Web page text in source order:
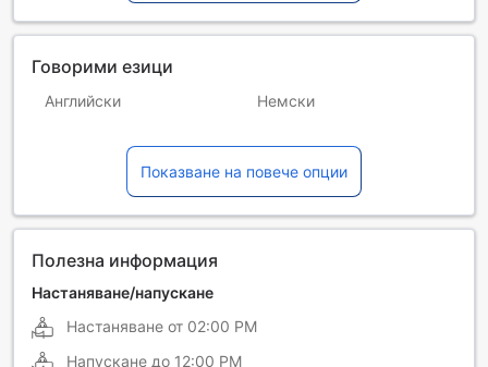
Говорими езици
Английски Немски
Показване на повече опции
Полезна информация
Настаняване/напускане
Настаняване от 02:00 PM
Напускане до 12:00 PM